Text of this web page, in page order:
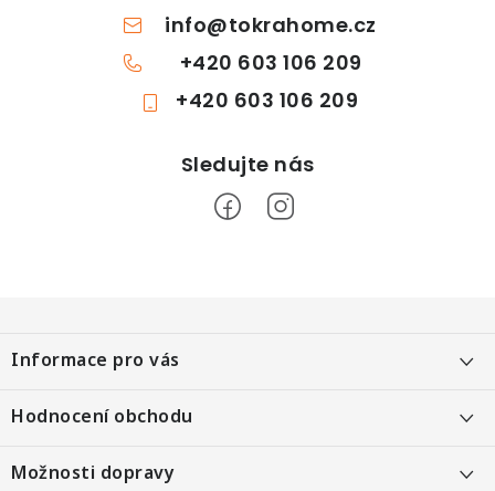
info@tokrahome.cz
+420 603 106 209
+420 603 106 209
á
p
a
Informace pro vás
Objednání po telefonu
Hodnocení obchodu
Heureka 99 %
Možnosti dopravy